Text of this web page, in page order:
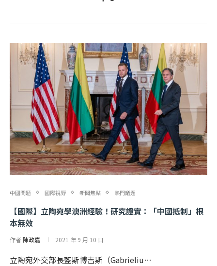
中國問題 國際視野 新聞焦點 熱門議題
【國際】立陶宛學澳洲經驗！研究證實：「中國抵制」根
本無效
作者 陳政嘉 2021 年 9 月 10 日
立陶宛外交部長藍斯博吉斯（Gabrieliu…